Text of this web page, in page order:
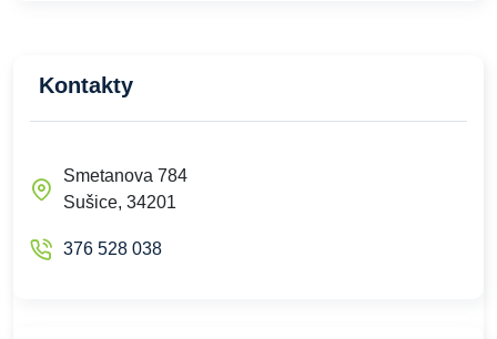
Kontakty
Smetanova 784
Sušice, 34201
376 528 038